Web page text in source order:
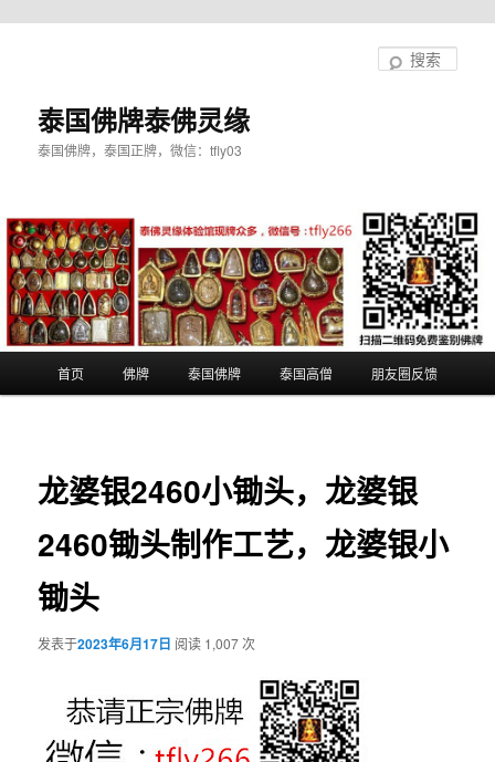
泰国佛牌泰佛灵缘
泰国佛牌，泰国正牌，微信：tfly03
首页 佛牌 泰国佛牌 泰国高僧 朋友圈反馈
龙婆银2460小锄头，龙婆银
2460锄头制作工艺，龙婆银小
锄头
发表于2023年6月17日 阅读 1,007 次